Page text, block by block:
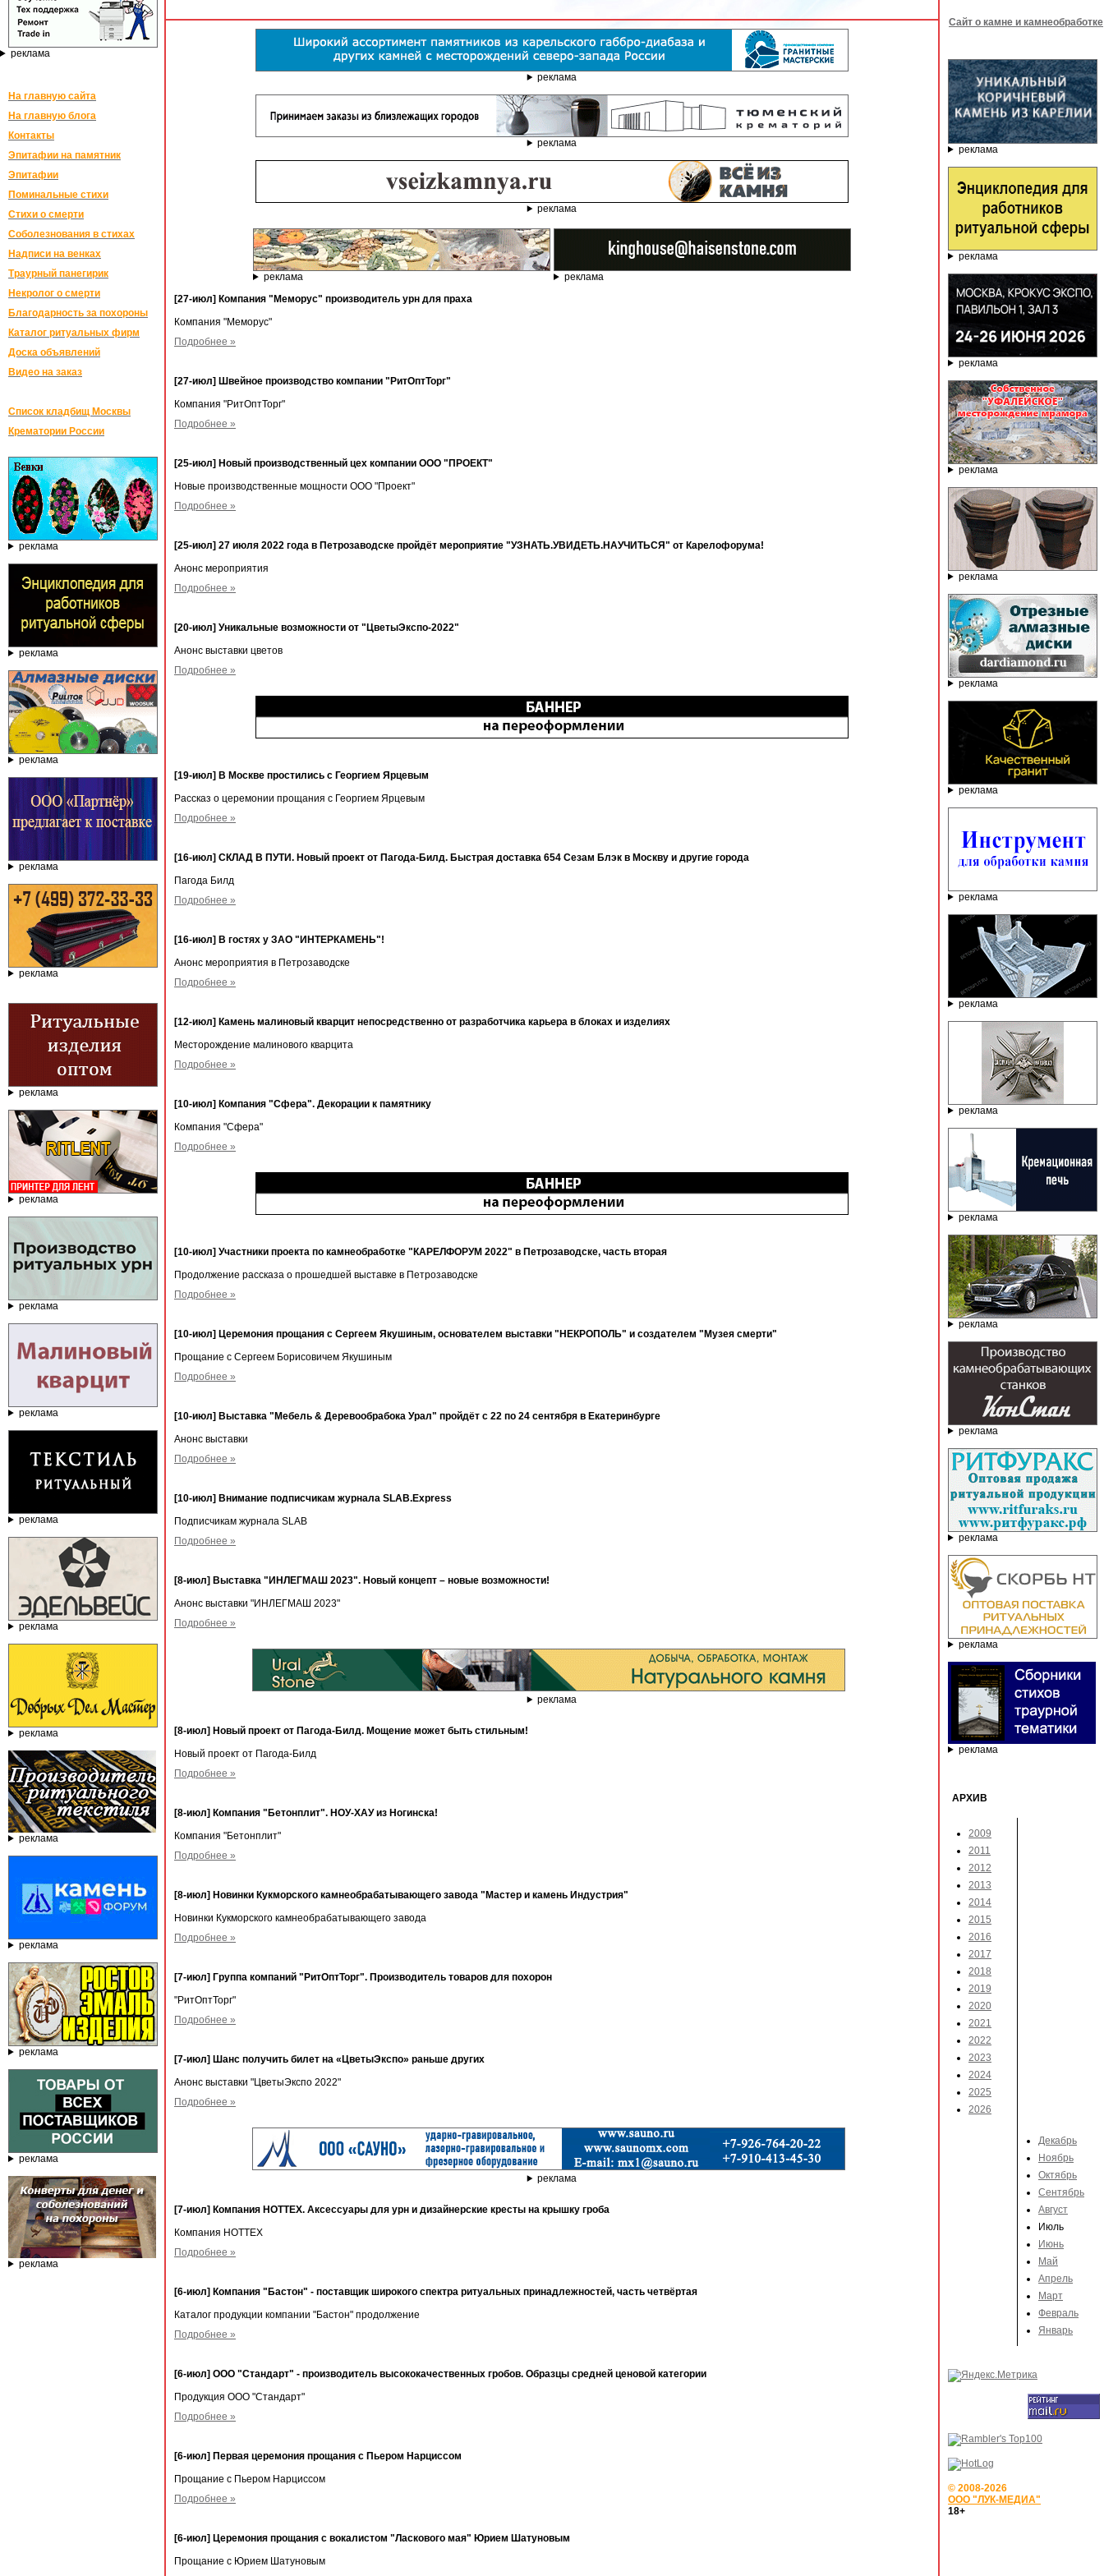
реклама
На главную сайта
На главную блога
Контакты
Эпитафии на памятник
Эпитафии
Поминальные стихи
Стихи о смерти
Соболезнования в стихах
Надписи на венках
Траурный панегирик
Некролог о смерти
Благодарность за похороны
Каталог ритуальных фирм
Доска объявлений
Видео на заказ
Список кладбищ Москвы
Крематории России
реклама
реклама
реклама
реклама
реклама
реклама
реклама
реклама
реклама
реклама
реклама
реклама
реклама
реклама
реклама
реклама
реклама
реклама
реклама
реклама
реклама
реклама
[27-июл] Компания "Меморус" производитель урн для праха
Компания "Меморус"
Подробнее »
[27-июл] Швейное производство компании "РитОптТорг"
Компания "РитОптТорг"
Подробнее »
[25-июл] Новый производственный цех компании ООО "ПРОЕКТ"
Новые производственные мощности ООО "Проект"
Подробнее »
[25-июл] 27 июля 2022 года в Петрозаводске пройдёт мероприятие "УЗНАТЬ.УВИДЕТЬ.НАУЧИТЬСЯ" от Карелофорума!
Анонс мероприятия
Подробнее »
[20-июл] Уникальные возможности от "ЦветыЭкспо-2022"
Анонс выставки цветов
Подробнее »
[19-июл] В Москве простились с Георгием Ярцевым
Рассказ о церемонии прощания с Георгием Ярцевым
Подробнее »
[16-июл] СКЛАД В ПУТИ. Новый проект от Пагода-Билд. Быстрая доставка 654 Сезам Блэк в Москву и другие города
Пагода Билд
Подробнее »
[16-июл] В гостях у ЗАО "ИНТЕРКАМЕНЬ"!
Анонс мероприятия в Петрозаводске
Подробнее »
[12-июл] Камень малиновый кварцит непосредственно от разработчика карьера в блоках и изделиях
Месторождение малинового кварцита
Подробнее »
[10-июл] Компания "Сфера". Декорации к памятнику
Компания "Сфера"
Подробнее »
[10-июл] Участники проекта по камнеобработке "КАРЕЛФОРУМ 2022" в Петрозаводске, часть вторая
Продолжение рассказа о прошедшей выставке в Петрозаводске
Подробнее »
[10-июл] Церемония прощания с Сергеем Якушиным, основателем выставки "НЕКРОПОЛЬ" и создателем "Музея смерти"
Прощание с Сергеем Борисовичем Якушиным
Подробнее »
[10-июл] Выставка "Мебель & Деревообрабока Урал" пройдёт с 22 по 24 сентября в Екатеринбурге
Анонс выставки
Подробнее »
[10-июл] Внимание подписчикам журнала SLAB.Express
Подписчикам журнала SLAB
Подробнее »
[8-июл] Выставка "ИНЛЕГМАШ 2023". Новый концепт – новые возможности!
Анонс выставки "ИНЛЕГМАШ 2023"
Подробнее »
реклама
[8-июл] Новый проект от Пагода-Билд. Мощение может быть стильным!
Новый проект от Пагода-Билд
Подробнее »
[8-июл] Компания "Бетонплит". НОУ-ХАУ из Ногинска!
Компания "Бетонплит"
Подробнее »
[8-июл] Новинки Кукморского камнеобрабатывающего завода "Мастер и камень Индустрия"
Новинки Кукморского камнеобрабатывающего завода
Подробнее »
[7-июл] Группа компаний "РитОптТорг". Производитель товаров для похорон
"РитОптТорг"
Подробнее »
[7-июл] Шанс получить билет на «ЦветыЭкспо» раньше других
Анонс выставки "ЦветыЭкспо 2022"
Подробнее »
реклама
[7-июл] Компания HOTTEX. Аксессуары для урн и дизайнерские кресты на крышку гроба
Компания HOTTEX
Подробнее »
[6-июл] Компания "Бастон" - поставщик широкого спектра ритуальных принадлежностей, часть четвёртая
Каталог продукции компании "Бастон" продолжение
Подробнее »
[6-июл] ООО "Стандарт" - производитель высококачественных гробов. Образцы средней ценовой категории
Продукция ООО "Стандарт"
Подробнее »
[6-июл] Первая церемония прощания с Пьером Нарциссом
Прощание с Пьером Нарциссом
Подробнее »
[6-июл] Церемония прощания с вокалистом "Ласкового мая" Юрием Шатуновым
Прощание с Юрием Шатуновым
Сайт о камне и камнеобработке
реклама
реклама
реклама
реклама
реклама
реклама
реклама
реклама
реклама
реклама
реклама
реклама
реклама
реклама
реклама
реклама
АРХИВ
2009
2011
2012
2013
2014
2015
2016
2017
2018
2019
2020
2021
2022
2023
2024
2025
2026
Декабрь
Ноябрь
Октябрь
Сентябрь
Август
Июль
Июнь
Май
Апрель
Март
Февраль
Январь
© 2008-2026
ООО "ЛУК-МЕДИА"
18+